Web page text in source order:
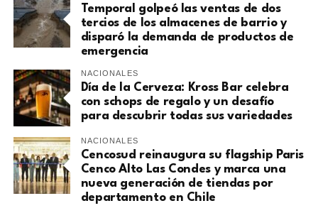
Temporal golpeó las ventas de dos
tercios de los almacenes de barrio y
disparó la demanda de productos de
emergencia
NACIONALES
Día de la Cerveza: Kross Bar celebra
con schops de regalo y un desafío
para descubrir todas sus variedades
NACIONALES
Cencosud reinaugura su flagship Paris
Cenco Alto Las Condes y marca una
nueva generación de tiendas por
departamento en Chile